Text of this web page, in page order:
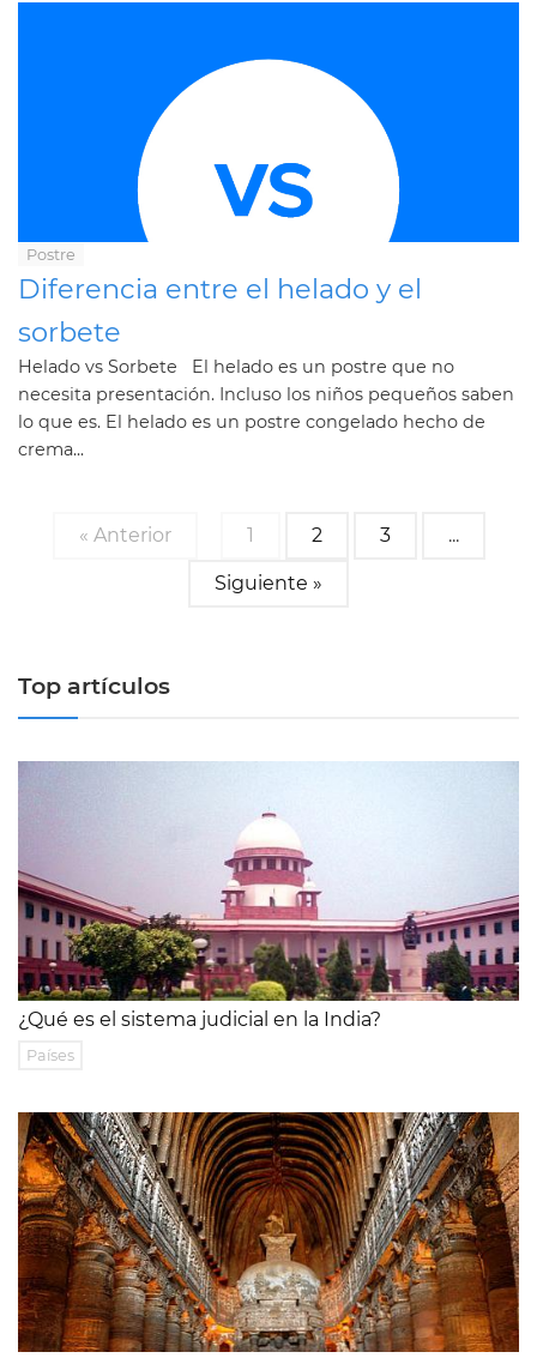
Postre
Diferencia entre el helado y el
sorbete
Helado vs Sorbete El helado es un postre que no
necesita presentación. Incluso los niños pequeños saben
lo que es. El helado es un postre congelado hecho de
crema...
« Anterior 1 2 3 ...
Siguiente »
Top artículos
¿Qué es el sistema judicial en la India?
Países